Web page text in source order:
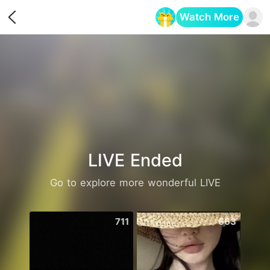
Watch More
LIVE Ended
Go to explore more wonderful LIVE
711 663